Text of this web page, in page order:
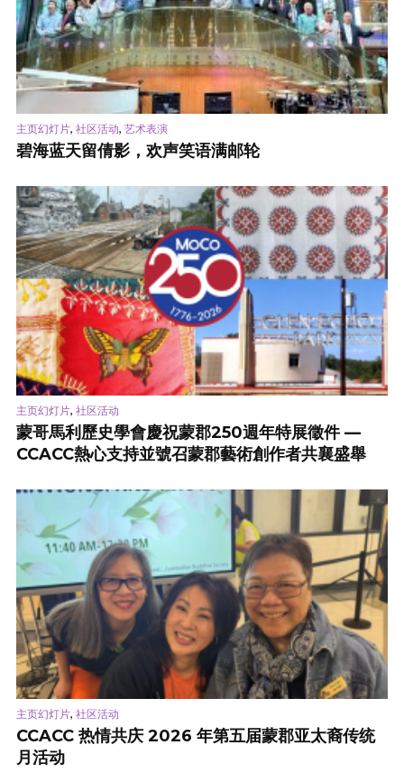
主页幻灯片, 社区活动, 艺术表演
碧海蓝天留倩影，欢声笑语满邮轮
主页幻灯片, 社区活动
蒙哥馬利歷史學會慶祝蒙郡250週年特展徵件 —
CCACC熱心支持並號召蒙郡藝術創作者共襄盛舉
主页幻灯片, 社区活动
CCACC 热情共庆 2026 年第五届蒙郡亚太裔传统
月活动